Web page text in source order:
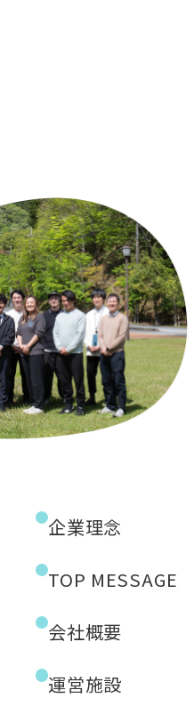
企業理念
TOP MESSAGE
会社概要
運営施設